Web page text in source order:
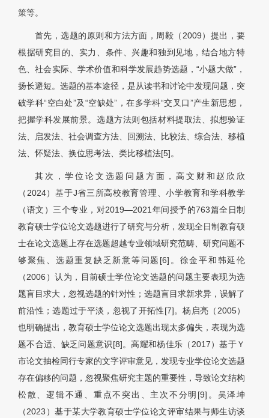
策等。
首先，选题的原则和方法方面，周毅（2009）提出，要
根据研究目的、实力、条件、兴趣和独到见地，结合地方特
色、社会实际、学术价值和科学发展趋势选题，“小题大做”，
扬长避短。选题的基本途径，是从读书和讨论中发现问题，突
破学科“空白处”及“空缺处”，在多学科“交叉口”产生新思想，
把握学科发展前景。选题方法则包括材料提取法、拟想验证
法、启发法、社会调查方法、回溯法、比较法、综合法、移植
法、怀疑法、换位思考法、类比移植法[5]。
其次，学位论文选题问题方面，高文财和赵欣欣
（2024）基于J省三所高校教育管理、小学教育和学科教学
（语文）三个专业，对2019—2021年间授予的763篇全日制
教育硕士学位论文选题进行了研究与分析，发现全日制教育硕
士在论文选题上存在选题超越专业领域研究范畴、研究问题不
够聚焦、选题重复缺乏新意等问题[6]。徐金平和韩延伦
（2006）认为，目前硕士学位论文选题的问题主要表现为选
题盲目求大，忽视选题的针对性；选题盲目求新求异，误解了
前沿性；选题过于平淡，忽视了开拓性[7]。杨启亮（2005）
也明确提出，教育硕士学位论文选题出现太多偏失，表现为选
题不合适、缺乏问题意识[8]。高耀和杨佳乐（2017）基于Ｙ
市论文抽检同行专家的文字评审意见，发现专业学位论文选题
存在偏移的问题，忽视聚焦研究主题的重要性，导致论文结构
松散、逻辑不通、重点不突出、主次不分明[9]。吴泽坤
（2023）基于某大学教育硕士学位论文评审结果与师生访谈